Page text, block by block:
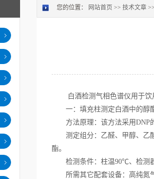
您的位置： 网站首页 >> 技术文章
白酒检测气相色谱仪用于饮
一：填充柱测定白酒中的醇
方法原理：该方法采用DNP的
测定组分：乙醛、甲醇、乙酸
酯。
检测条件：柱温90℃、检测器
所需其它配套设备：高纯氮气